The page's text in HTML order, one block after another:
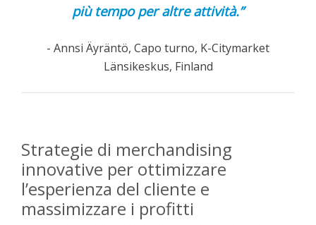
più tempo per altre attività.”
- Annsi Äyräntö, Capo turno, K-Citymarket
Länsikeskus, Finland
Strategie di merchandising
innovative per ottimizzare
l’esperienza del cliente e
massimizzare i profitti